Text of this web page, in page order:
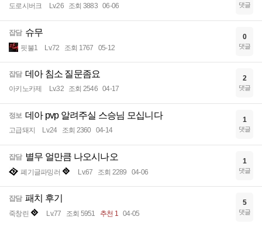
도로시버크 Lv.26 조회 3883 06-06 댓글
잡담 슈무
핏불1 Lv.72 조회 1767 05-12
0
댓글
잡담 데아 침소 질문좀요
아키노카제 Lv.32 조회 2546 04-17
2
댓글
정보 데아 pvp 알려주실 스승님 모십니다
고급돼지 Lv.24 조회 2360 04-14
1
댓글
잡담 별무 얼만큼 나오시나오
폐기글파밍러 Lv.67 조회 2289 04-06
1
댓글
잡담 패치 후기
죽창린 Lv.77 조회 5951 추천 1 04-05
5
댓글